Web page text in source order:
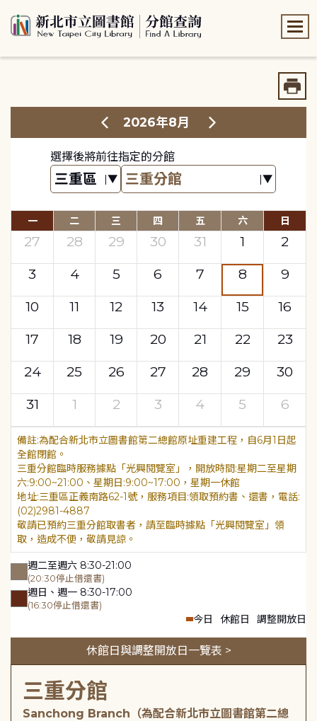
2026年8月
選擇後將前往指定的分館
一 二 三 四 五 六 日
27 28 29 30 31 1
2
3
4 5 6 7 8
9
10
11 12 13 14 15
16
17
18 19 20 21 22
23
24
25 26 27 28 29
30
31
1 2 3 4 5 6
為配合新北市立圖書館第二總館原址重建工程，自6月1日起
全館閉館。
三重分館臨時服務據點「光興閱覽室」，開放時間:星期二至星期
六:9:00~21:00、星期日:9:00~17:00，星期一休館
地址:三重區正義南路62-1號，服務項目:領取預約書、還書，電話:
(02)2981-4887
敬請已預約三重分館取書者，請至臨時據點「光興閱覽室」領
取，造成不便，敬請見諒。
週二至週六 8:30-21:00
(20:30停止借還書)
週日、週一 8:30-17:00
(16:30停止借還書)
今日 休館日 調整開放日
休館日與調整開放日一覽表 >
三重分館
Sanchong Branch（為配合新北市立圖書館第二總